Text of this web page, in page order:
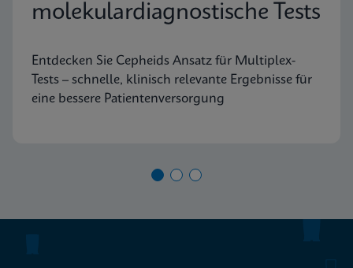
molekulardiagnostische Tests
Entdecken Sie Cepheids Ansatz für Multiplex-
Tests – schnelle, klinisch relevante Ergebnisse für
eine bessere Patientenversorgung